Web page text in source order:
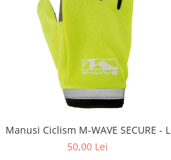
Manusi Ciclism M-WAVE SECURE - L
50,00 Lei